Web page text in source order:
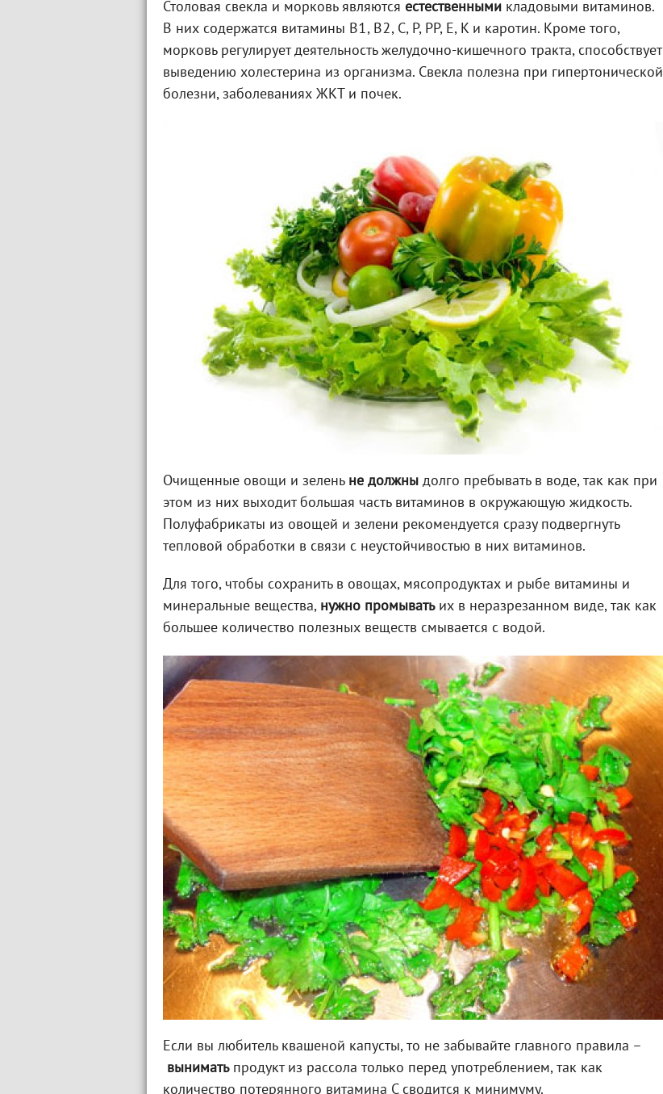
Столовая свекла и морковь являются естественными кладовыми витаминов.
В них содержатся витамины В1, В2, С, P, PP, E, K и каротин. Кроме того,
морковь регулирует деятельность желудочно-кишечного тракта, способствует
выведению холестерина из организма. Свекла полезна при гипертонической
болезни, заболеваниях ЖКТ и почек.
Очищенные овощи и зелень не должны долго пребывать в воде, так как при
этом из них выходит большая часть витаминов в окружающую жидкость.
Полуфабрикаты из овощей и зелени рекомендуется сразу подвергнуть
тепловой обработки в связи с неустойчивостью в них витаминов.
Для того, чтобы сохранить в овощах, мясопродуктах и рыбе витамины и
минеральные вещества, нужно промыватьих в неразрезанном виде, так как
большее количество полезных веществ смывается с водой.
Если вы любитель квашеной капусты, то не забывайте главного правила –
выниматьпродукт из рассола только перед употреблением, так как
количество потерянного витамина С сводится к минимуму.